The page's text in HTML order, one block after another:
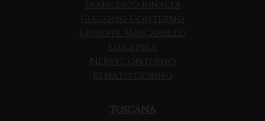
Francesco Rinaldi
Giacomo Conterno
Giuseppe Mascarello
Luigi Pira
Nervi Conterno
Renato Corino
TOSCANA